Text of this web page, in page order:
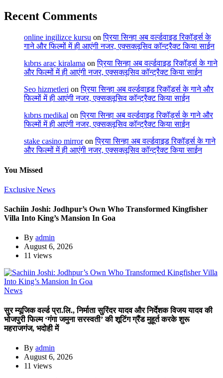
Recent Comments
online ingilizce kursu onप्रिया सिन्हा अब वर्ल्डवाइड रिकॉर्ड्स के
गाने और फिल्मों में ही आएंगी नजर, एक्सक्लूसिव कॉन्ट्रैक्ट किया साईन
kıbrıs araç kiralama onप्रिया सिन्हा अब वर्ल्डवाइड रिकॉर्ड्स के गाने
और फिल्मों में ही आएंगी नजर, एक्सक्लूसिव कॉन्ट्रैक्ट किया साईन
Seo hizmetleri onप्रिया सिन्हा अब वर्ल्डवाइड रिकॉर्ड्स के गाने और
फिल्मों में ही आएंगी नजर, एक्सक्लूसिव कॉन्ट्रैक्ट किया साईन
kıbrıs medikal onप्रिया सिन्हा अब वर्ल्डवाइड रिकॉर्ड्स के गाने और
फिल्मों में ही आएंगी नजर, एक्सक्लूसिव कॉन्ट्रैक्ट किया साईन
stake casino mirroronप्रिया सिन्हा अब वर्ल्डवाइड रिकॉर्ड्स के गाने
और फिल्मों में ही आएंगी नजर, एक्सक्लूसिव कॉन्ट्रैक्ट किया साईन
You Missed
Exclusive News
Sachiin Joshi: Jodhpur’s Own Who Transformed Kingfisher
Villa Into King’s Mansion In Goa
By admin
August 6, 2026
11 views
News
सुर म्यूजिक वर्ल्ड प्रा.लि., निर्माता सुरिंदर यादव और निर्देशक विजय यादव की
भोजपुरी फिल्म ‘गंगा जमुना सरस्वती’ की शूटिंग ग्रैंड मुहूर्त करके शुरू
महराजगंज, भदोही में
By admin
August 6, 2026
11 views